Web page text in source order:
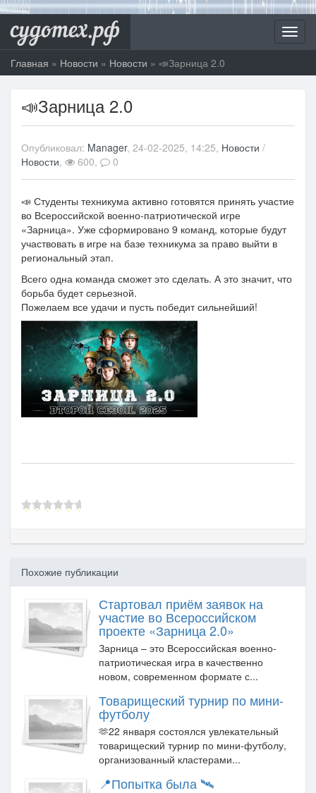
судотех.рф
Главная » Новости » Новости » 📣Зарница 2.0
📣Зарница 2.0
Опубликовал: Manager, 24-02-2025, 14:25, Новости /
Новости, 600, 0
📣 Студенты техникума активно готовятся принять участие
во Всероссийской военно-патриотической игре
«Зарница». Уже сформировано 9 команд, которые будут
участвовать в игре на базе техникума за право выйти в
региональный этап.
Всего одна команда сможет это сделать. А это значит, что
борьба будет серьезной.
Пожелаем все удачи и пусть победит сильнейший!
Похожие публикации
Стартовал приём заявок на
участие во Всероссийском
проекте «Зарница 2.0»
Зарница – это Всероссийская военно-
патриотическая игра в качественно
новом, современном формате с...
Товарищеский турнир по мини-
футболу
🫶22 января состоялся увлекательный
товарищеский турнир по мини-футболу,
организованный кластерами...
📍Попытка была 🛰